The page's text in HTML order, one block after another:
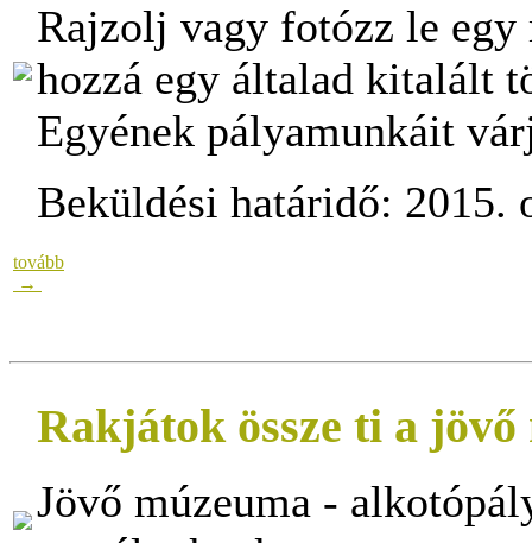
Rajzolj vagy fotózz le egy
hozzá egy általad kitalált
Egyének pályamunkáit
Beküldési határidő: 2015.
tovább
→
Rakjátok össze ti a
Jövő múzeuma -